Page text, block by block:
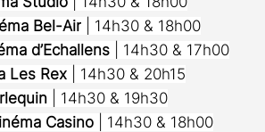
Bel-Air | 14h30 & 18h00
d’Echallens | 14h30 & 17h00
Les Rex | 14h30 & 20h15
| 14h30 & 19h30
Casino | 14h30 & 18h00